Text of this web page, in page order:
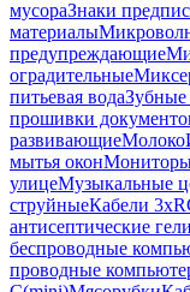
мусораЗнаки
материалы
предупреждающие
оградительные
питьевая водаЗубные
прошивки
развивающиеМолоко
мытья окон
улицеМузыкальные
струйныеКабели
антисептические гели
беспроводные
проводные